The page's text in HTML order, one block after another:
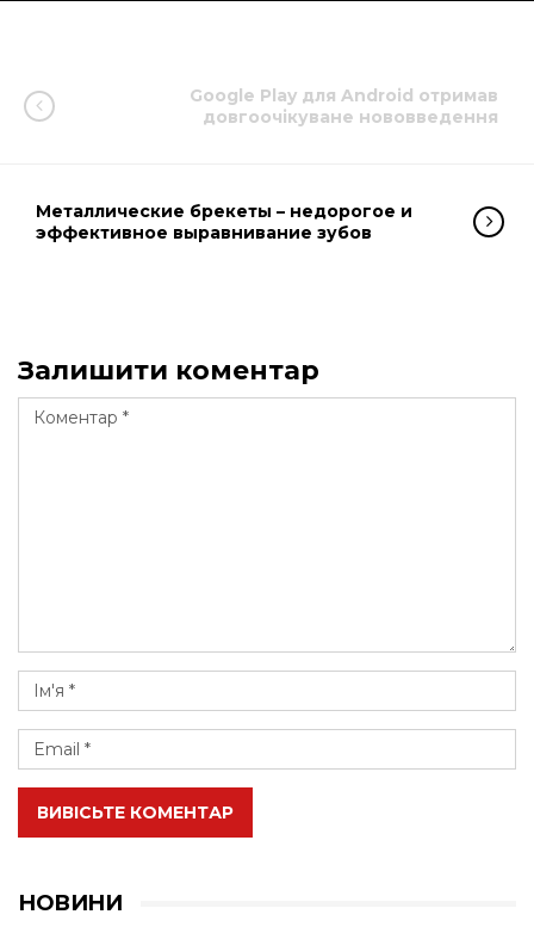
Google Play для Android отримав
довгоочікуване нововведення
Металлические брекеты – недорогое и
эффективное выравнивание зубов
Залишити коментар
ВИВІСЬТЕ КОМЕНТАР
НОВИНИ